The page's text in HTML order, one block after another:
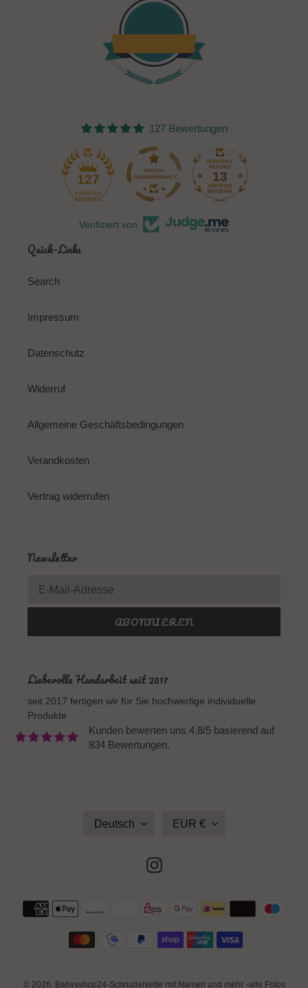
127 Bewertungen
127 13
Verifiziert von
Quick-Links
Search
Impressum
Datenschutz
Widerruf
Allgemeine Geschäftsbedingungen
Verandkosten
Vertrag widerrufen
Newsletter
ABONNIEREN
Liebevolle Handarbeit seit 2017
seit 2017 fertigen wir für Sie hochwertige individuelle
Produkte
Kunden bewerten uns 4.8/5 basierend auf
834 Bewertungen.
Deutsch W
R
U
EUR €
Instagram
Zahlungsmethoden
© 2026, Babysshop24-Schnullerkette mit Namen und mehr -alle Fotos